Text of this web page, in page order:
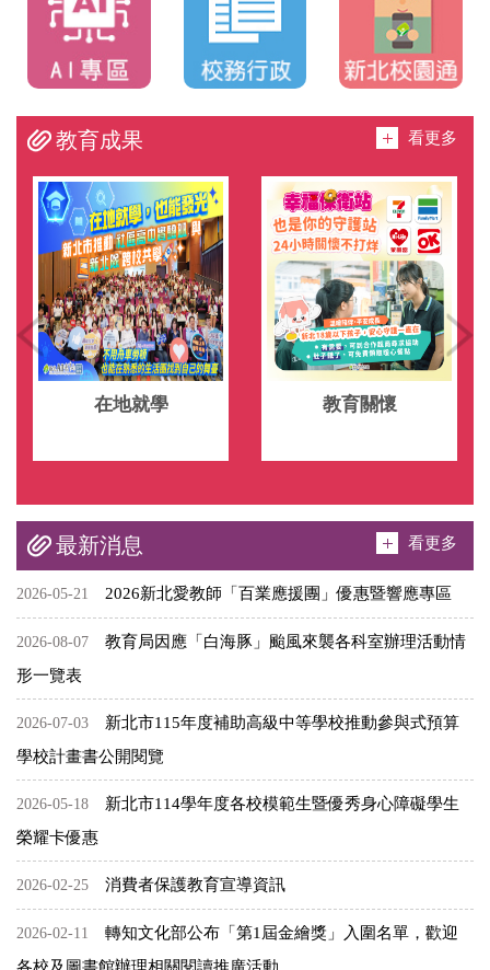
教育成果 看更多
在地就學 教育關懷
最新消息 看更多
2026-05-21 2026新北愛教師「百業應援團」優惠暨響應專區
2026-08-07
教育局因應「白海豚」颱風來襲各科室辦理活動情
形一覽表
2026-07-03
新北市115年度補助高級中等學校推動參與式預算
學校計畫書公開閱覽
2026-05-18
新北市114學年度各校模範生暨優秀身心障礙學生
榮耀卡優惠
2026-02-25 消費者保護教育宣導資訊
2026-02-11
轉知文化部公布「第1屆金繪獎」入圍名單，歡迎
各校及圖書館辦理相關閱讀推廣活動